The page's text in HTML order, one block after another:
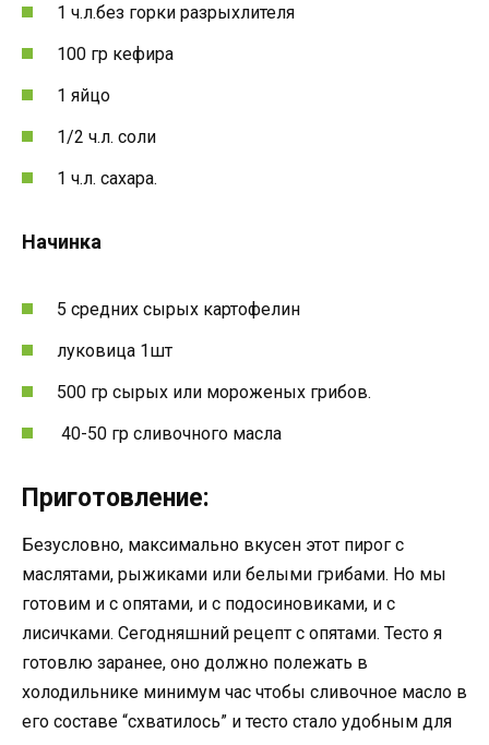
1 ч.л.без горки разрыхлителя
100 гр кефира
1 яйцо
1/2 ч.л. соли
1 ч.л. сахара.
Начинка
5 средних сырых картофелин
луковица 1шт
500 гр сырых или мороженых грибов.
40-50 гр сливочного масла
Приготовление:
Безусловно, максимально вкусен этот пирог с
маслятами, рыжиками или белыми грибами. Но мы
готовим и с опятами, и с подосиновиками, и с
лисичками. Сегодняшний рецепт с опятами. Тесто я
готовлю заранее, оно должно полежать в
холодильнике минимум час чтобы сливочное масло в
его составе “схватилось” и тесто стало удобным для